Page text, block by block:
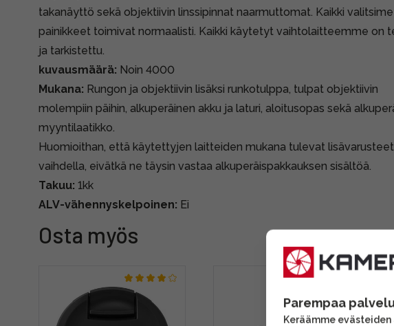
takanäyttö sekä objektiivin linssipinnat naarmuttomat. Kaikki
painikkeet toimivat normaalisti. Kaikki käytetyt vaihtolaitteemme on
ja tarkistettu.
kuvausmäärä: Noin 4000
Mukana: Rungon ja objektiivin lisäksi runkotulppa, tulpat objektiivin
molempiin päihin, alkuperäinen akku ja laturi, aloitusopas sekä
myyntilaatikko.
Huomioithan, että käytettyjen laitteiden mukana tulevat
vaihdella, eivätkä ne täysin vastaa alkuperäispakkauksen sisältöä.
Takuu: 1kk
ALV-vähennyskelpoinen: Ei
Osta myös
Parempaa
Keräämme